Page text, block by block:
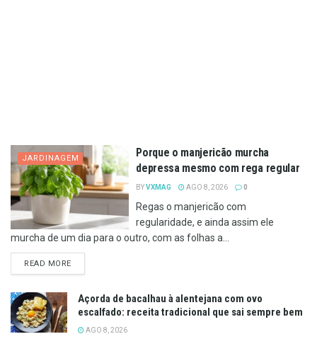
JARDINAGEM
Porque o manjericão murcha
depressa mesmo com rega regular
BYVXMAG AGO 8, 2026 0
Regas o manjericão com
regularidade, e ainda assim ele
murcha de um dia para o outro, com as folhas a...
READ MOREDETAILS
Açorda de bacalhau à alentejana com ovo
escalfado: receita tradicional que sai sempre bem
AGO 8, 2026